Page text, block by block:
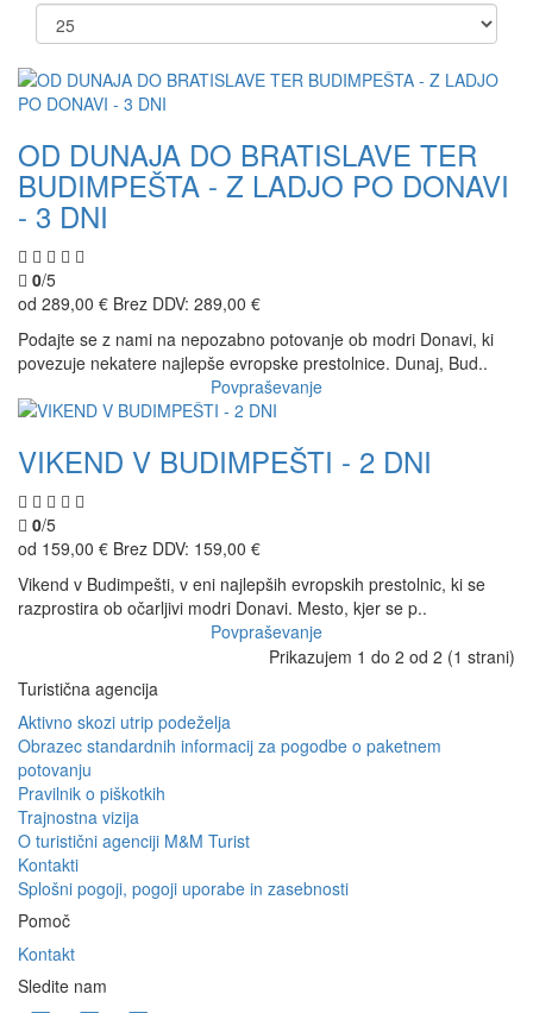
OD DUNAJA DO BRATISLAVE TER
BUDIMPEŠTA - Z LADJO PO DONAVI
- 3 DNI
0/5
od 289,00 € Brez DDV: 289,00 €
Podajte se z nami na nepozabno potovanje ob modri Donavi, ki
povezuje nekatere najlepše evropske prestolnice. Dunaj, Bud..
Povpraševanje
VIKEND V BUDIMPEŠTI - 2 DNI
0/5
od 159,00 € Brez DDV: 159,00 €
Vikend v Budimpešti, v eni najlepših evropskih prestolnic, ki se
razprostira ob očarljivi modri Donavi. Mesto, kjer se p..
Povpraševanje
Prikazujem 1 do 2 od 2 (1 strani)
Turistična agencija
Aktivno skozi utrip podeželja
Obrazec standardnih informacij za pogodbe o paketnem
potovanju
Pravilnik o piškotkih
Trajnostna vizija
O turistični agenciji M&M Turist
Kontakti
Splošni pogoji, pogoji uporabe in zasebnosti
Pomoč
Kontakt
Sledite nam